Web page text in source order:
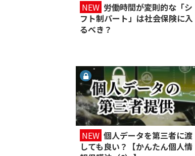
NEW 労働時間が変則的な「シ
フト制パート」は社会保険に入
るべき？
NEW 個人データを第三者に渡
しても良い？【かんたん個人情